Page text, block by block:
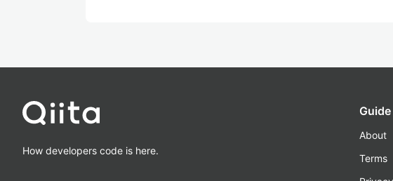
How developers code is here.
About
Terms